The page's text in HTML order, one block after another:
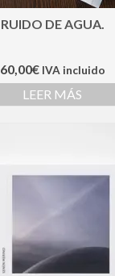
RUIDO DE AGUA.
60,00€ IVA incluido
LEER MÁS